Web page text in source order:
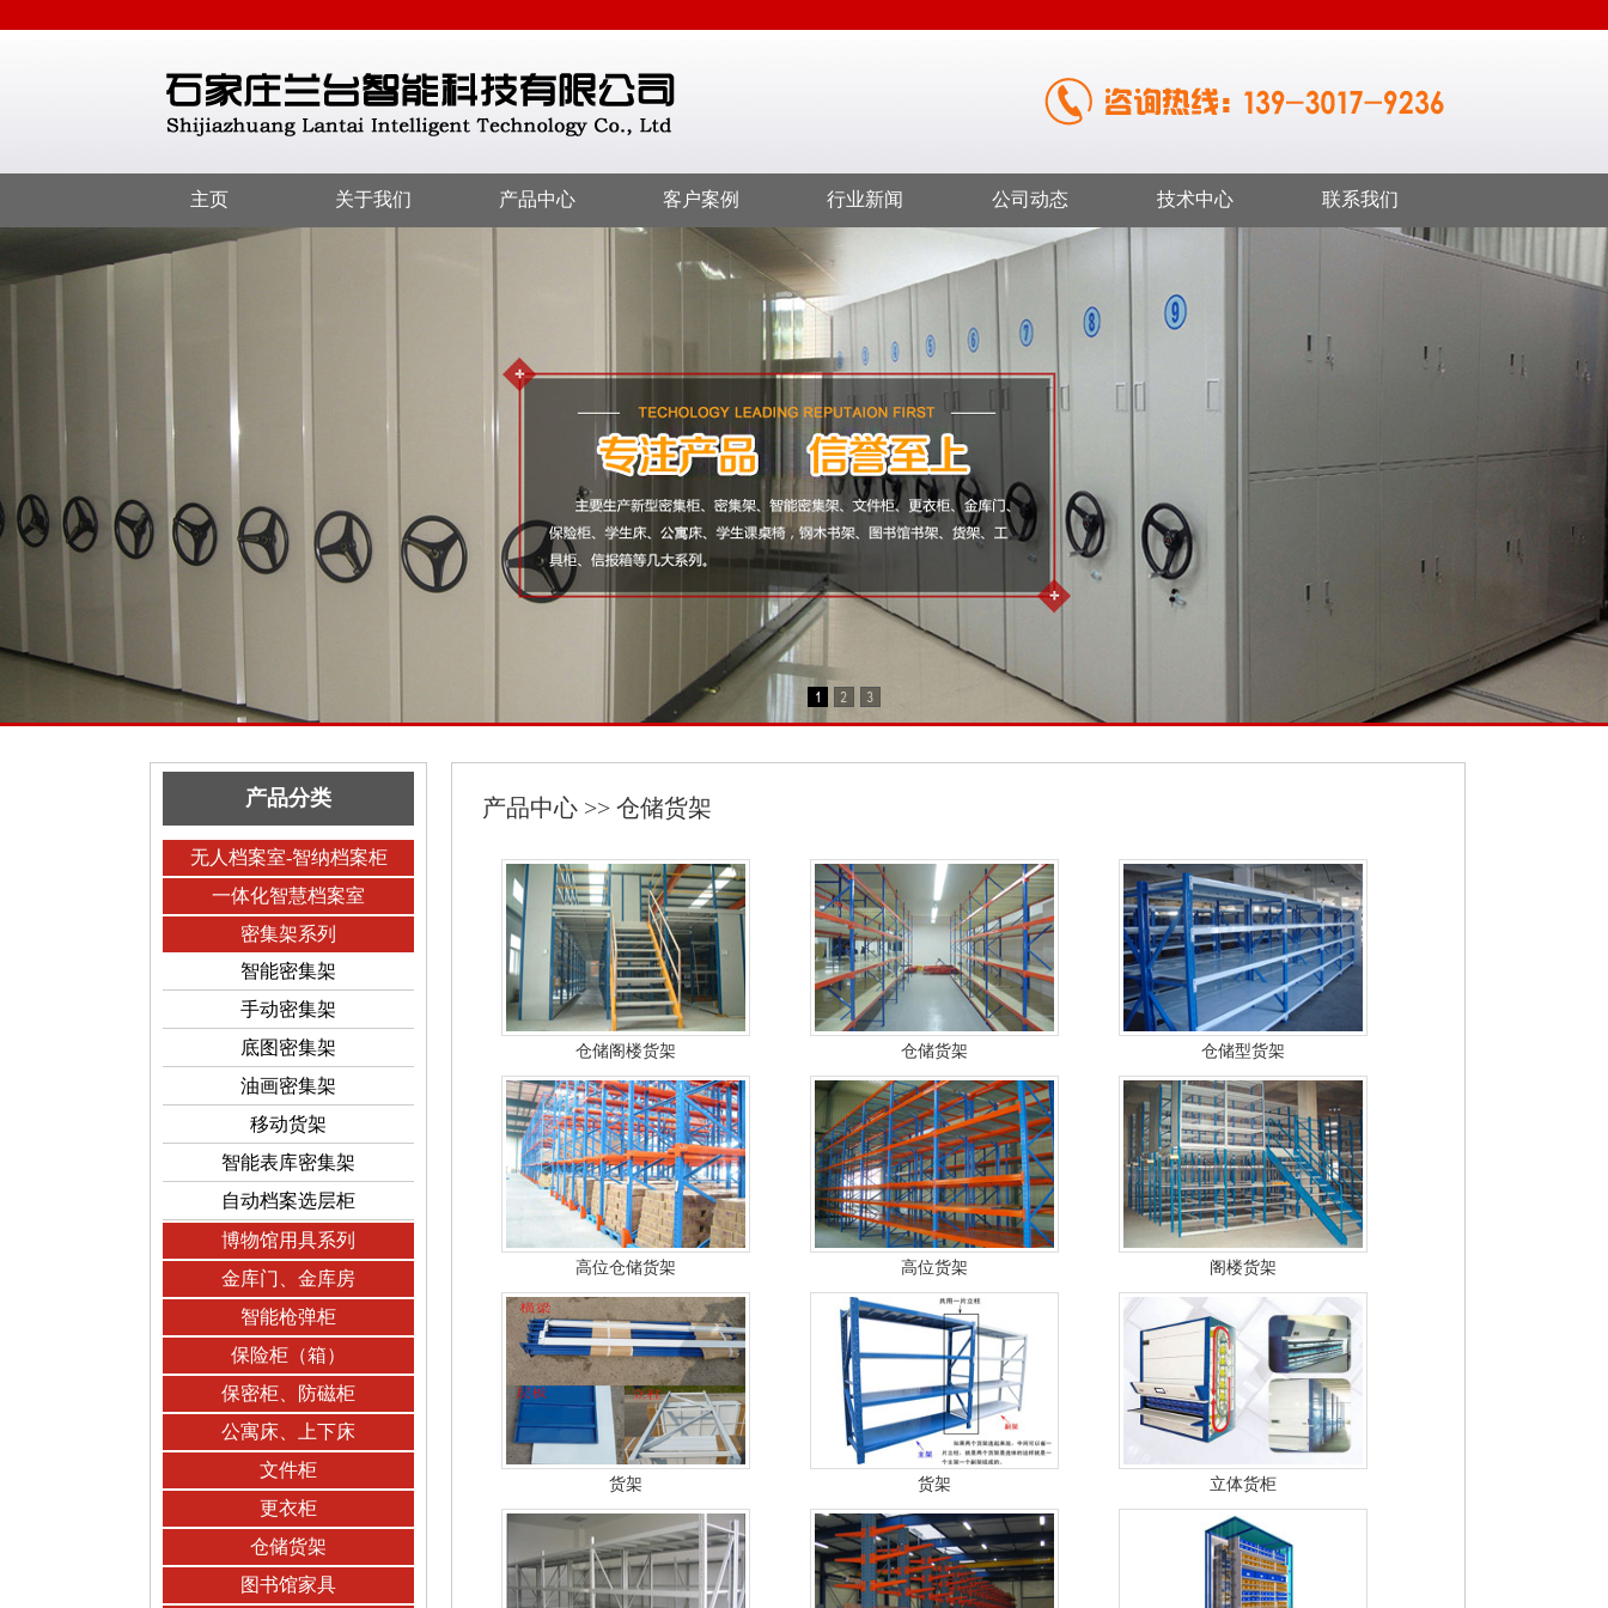
主页 关于我们 产品中心 客户案例 行业新闻 公司动态 技术中心 联系我们
产品分类
无人档案室-智纳档案柜
一体化智慧档案室
密集架系列
智能密集架
手动密集架
底图密集架
油画密集架
移动货架
智能表库密集架
自动档案选层柜
博物馆用具系列
金库门、金库房
智能枪弹柜
保险柜（箱）
保密柜、防磁柜
公寓床、上下床
文件柜
更衣柜
仓储货架
图书馆家具
产品中心 >> 仓储货架
仓储阁楼货架 仓储货架 仓储型货架
高位仓储货架 高位货架 阁楼货架
货架 货架 立体货柜